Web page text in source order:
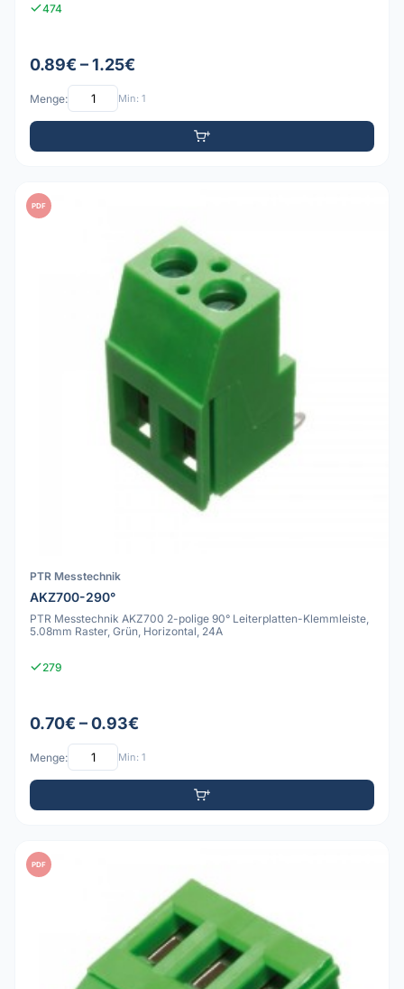
474
0.89€ – 1.25€
Menge: Min: 1
PDF
PTR Messtechnik
AKZ700-290°
PTR Messtechnik AKZ700 2-polige 90° Leiterplatten-Klemmleiste,
5.08mm Raster, Grün, Horizontal, 24A
279
0.70€ – 0.93€
Menge: Min: 1
PDF